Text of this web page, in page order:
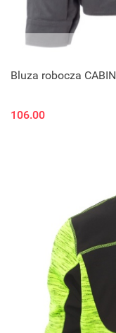
Bluza robocza CABIN
106.00